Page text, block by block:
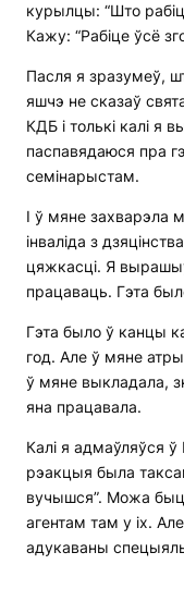
курылцы: “Што
Кажу: “Рабіце ўсё
Пасля я зразумеў,
яшчэ не сказаў
КДБ і толькі калі я
паспавядаюся пра
семінарыстам.
І ў мяне захварэла
інваліда з
цяжкасці. Я
працаваць. Гэта
Гэта было ў канцы
год. Але ў мяне
ў мяне выкладала,
яна працавала.
Калі я адмаўляўся
рэакцыя была
вучышся”. Можа
агентам там у іх.
адукаваны